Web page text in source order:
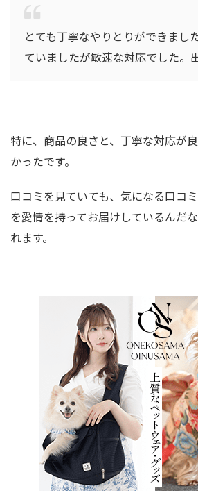
とても丁寧なやりとりができまし
ていましたが敏速な対応でした。
特に、商品の良さと、丁寧な対応が
かったです。
口コミを見ていても、気になる口コ
を愛情を持ってお届けしているんだ
れます。